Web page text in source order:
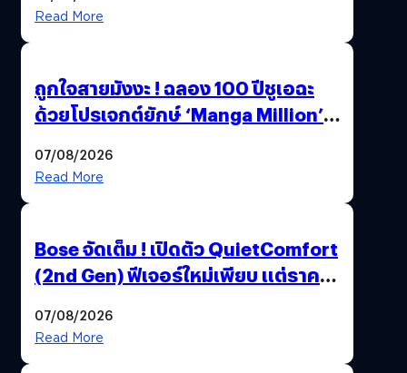
Read More
ถูกใจสายมังงะ ! ฉลอง 100 ปีชูเอฉะ
ด้วยโปรเจกต์ยักษ์ ‘Manga Million’
ด้วย
07/08/2026
Read More
Bose จัดเต็ม ! เปิดตัว QuietComfort
(2nd Gen) ฟีเจอร์ใหม่เพียบ แต่ราคา
07/08/2026
Read More